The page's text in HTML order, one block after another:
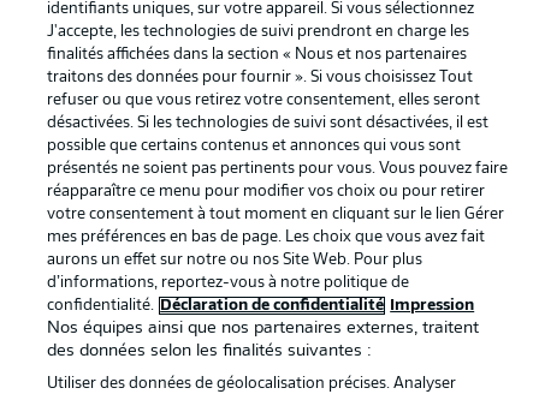
confidentialité
Impression Joueurs
© 2026 Bundesliga-Gruppe GmbH
identifiants uniques, sur votre appareil. Si vous sélectionnez
J'accepte, les technologies de suivi prendront en charge les
finalités affichées dans la section « Nous et nos partenaires
traitons des données pour fournir ». Si vous choisissez Tout
refuser ou que vous retirez votre consentement, elles seront
désactivées. Si les technologies de suivi sont désactivées, il est
possible que certains contenus et annonces qui vous sont
présentés ne soient pas pertinents pour vous. Vous pouvez faire
réapparaître ce menu pour modifier vos choix ou pour retirer
votre consentement à tout moment en cliquant sur le lien Gérer
mes préférences en bas de page. Les choix que vous avez fait
aurons un effet sur notre ou nos Site Web. Pour plus
d’informations, reportez-vous à notre politique de
confidentialité.
Déclaration de confidentialité Impression
Nos équipes ainsi que nos partenaires externes, traitent
des données selon les finalités suivantes :
Utiliser des données de géolocalisation précises. Analyser